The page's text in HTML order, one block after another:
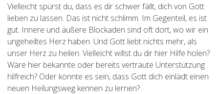
Vielleicht spürst du, dass es dir schwer fällt, dich von Gott
lieben zu lassen. Das ist nicht schlimm. Im Gegenteil, es ist
gut. Innere und äußere Blockaden sind oft dort, wo wir ein
ungeheiltes Herz haben. Und Gott liebt nichts mehr, als
unser Herz zu heilen. Vielleicht willst du dir hier Hilfe holen?
Wäre hier bekannte oder bereits vertraute Unterstützung
hilfreich? Oder könnte es sein, dass Gott dich einlädt einen
neuen Heilungsweg kennen zu lernen?